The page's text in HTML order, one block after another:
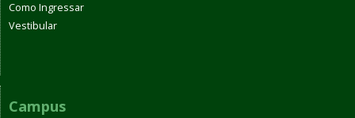
Como Ingressar
Vestibular
Campus